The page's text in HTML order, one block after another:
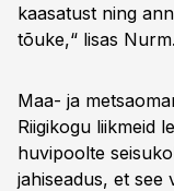
kaasatust ning
tõuke,“ lisas Nurm.
Maa- ja
Riigikogu liikmeid
huvipoolte
jahiseadus, et see